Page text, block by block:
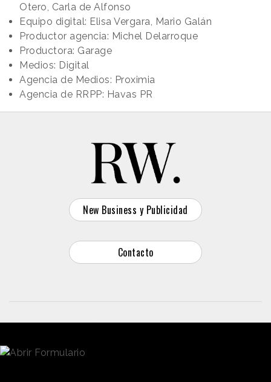
Otero, Carla de Alfonso
Equipo digital: Elisa Vergara, Mario Galán
Productor agencia: Michel Delarroque
Productora: Garage
Medios: Digital
Agencia de Medios: Proximia
Agencia de RRPP: Havas PR
New Business y Publicidad
Contacto
© 2026 Reason Why
Dirección: Calle Antonio Pirala 29. Madrid, 28017